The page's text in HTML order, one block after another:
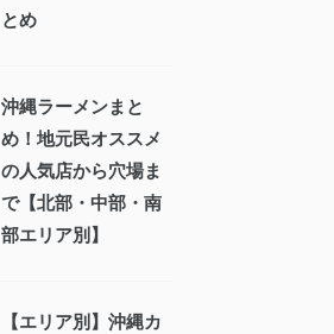
とめ
沖縄ラーメンまと
め！地元民オススメ
の人気店から穴場ま
で【北部・中部・南
部エリア別】
【エリア別】沖縄カ